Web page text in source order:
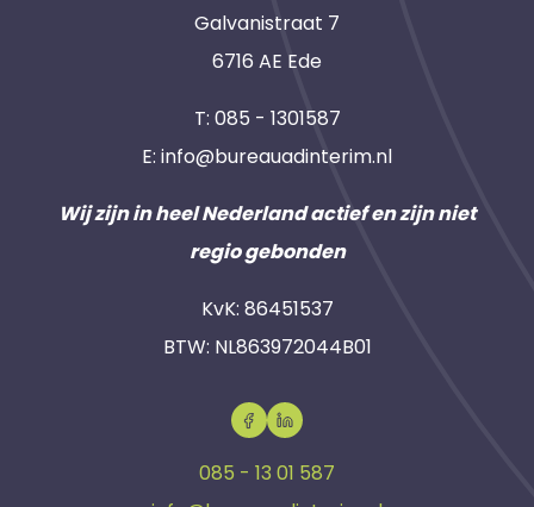
Galvanistraat 7
6716 AE Ede
T: 085 - 1301587
E: info@bureauadinterim.nl
Wij zijn in heel Nederland actief en zijn niet
regio gebonden
KvK: 86451537
BTW: NL863972044B01
085 - 13 01 587